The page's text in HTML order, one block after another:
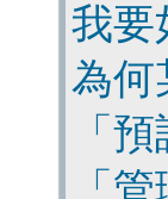
我要
為何
「
「